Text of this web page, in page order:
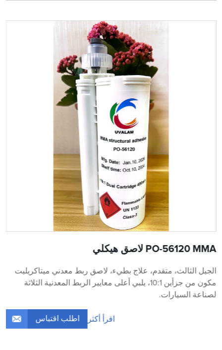
PO-56120 MMA لاصق هيكلي
الجيل الثالث، متقدم، علاج بطيء، لاصق ربط معدني ميتاكريليت
مكون من جزأين 10:1، يلبي أعلى معايير الربط المعدنية الثلاثة
لصناعة السيارات.
اقرأ أكثر اطلب اقتباس